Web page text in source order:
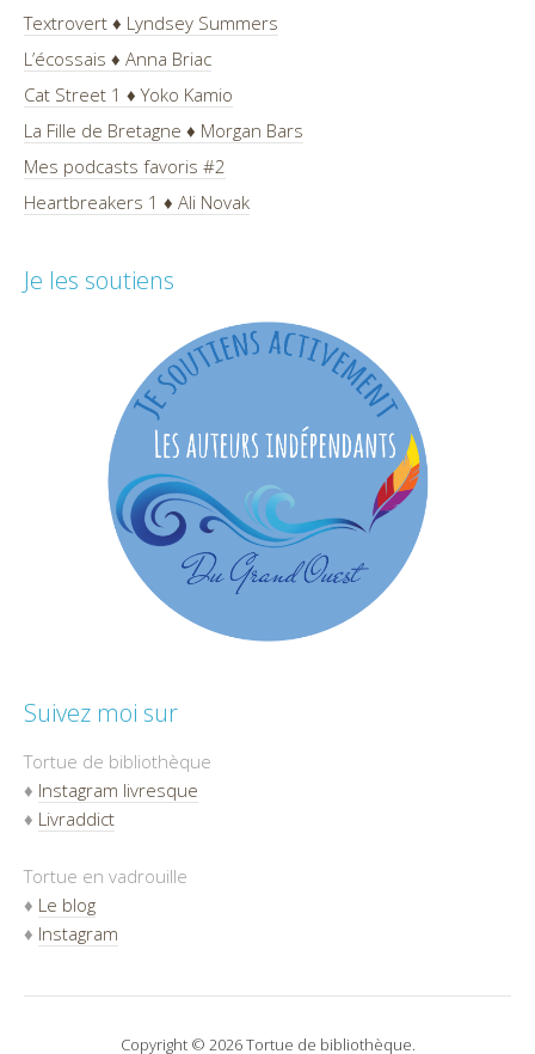
Textrovert ♦ Lyndsey Summers
L’écossais ♦ Anna Briac
Cat Street 1 ♦ Yoko Kamio
La Fille de Bretagne ♦ Morgan Bars
Mes podcasts favoris #2
Heartbreakers 1 ♦ Ali Novak
Je les soutiens
Suivez moi sur
Tortue de bibliothèque
♦ Instagram livresque
♦ Livraddict
Tortue en vadrouille
♦ Le blog
♦ Instagram
Copyright © 2026 Tortue de bibliothèque.